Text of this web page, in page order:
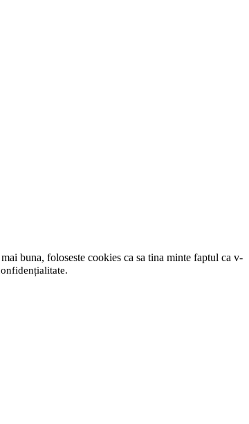
buna, foloseste cookies ca sa tina minte faptul ca v-
.